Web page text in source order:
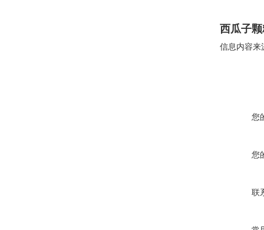
西瓜子
信息内容来
您
您
联